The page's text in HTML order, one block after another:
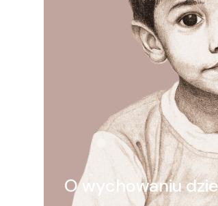
O wychowaniu